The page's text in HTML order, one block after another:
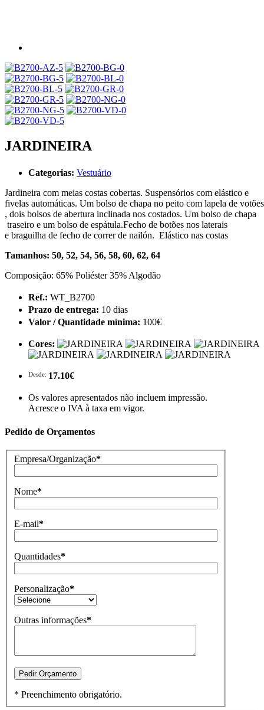
JARDINEIRA
Categorias: Vestuário
Jardineira com meias costas cobertas. Suspensórios com elástico e
fivelas automáticas. Um bolso de chapa no peito com lapela de votões
, dois bolsos de abertura inclinada nos costados. Um bolso de chapa
traseiro e um bolso de espátula.Fecho de botões nos laterais
e braguilha de fecho de correr de nailón. Elástico nas costas
Tamanhos: 50, 52, 54, 56, 58, 60, 62, 64
Composição: 65% Poliéster 35% Algodão
Ref.: WT_B2700
Prazo de entrega: 10 dias
Valor / Quantidade mínima: 100€
Cores:
Desde: 17.10€
Os valores apresentados não incluem impressão.
Acresce o IVA à taxa em vigor.
Pedido de Orçamentos
Empresa/Organização*
Nome*
E-mail*
Quantidades*
Personalização*
Outras informações*
* Preenchimento obrigatório.